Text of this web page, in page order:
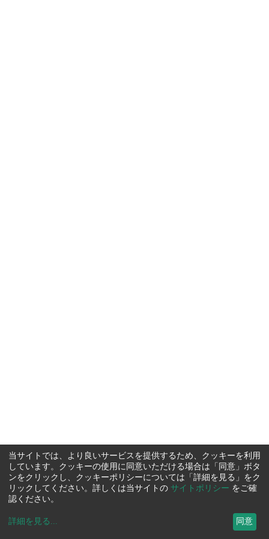
当サイトでは、より良いサービスを提供するため、クッキーを利用
しています。クッキーの使用に同意いただける場合は「同意」ボタ
ンをクリックし、クッキーポリシーについては「詳細を見る」をク
リックしてください。詳しくは当サイトの サイトポリシー をご確
認ください。
詳細を見る ... 同意